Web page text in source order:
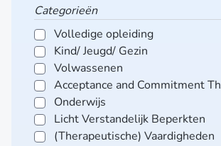
Categorieën
Volledige opleiding
Kind/ Jeugd/ Gezin
Volwassenen
Acceptance and Commitment
Onderwijs
Licht Verstandelijk Beperkten
(Therapeutische) Vaardigheden